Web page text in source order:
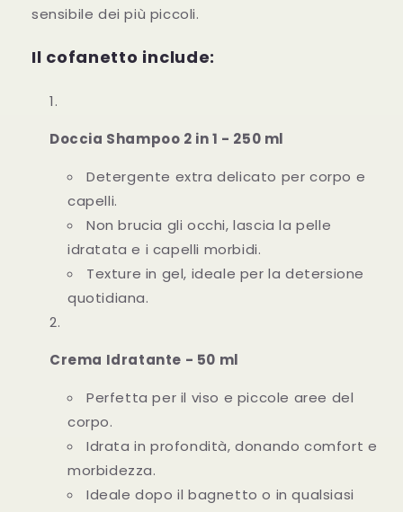
sensibile dei più piccoli.
Il cofanetto include:
Doccia Shampoo 2 in 1 - 250 ml
Detergente extra delicato per corpo e
capelli.
Non brucia gli occhi, lascia la pelle
idratata e i capelli morbidi.
Texture in gel, ideale per la detersione
quotidiana.
Crema Idratante - 50 ml
Perfetta per il viso e piccole aree del
corpo.
Idrata in profondità, donando comfort e
morbidezza.
Ideale dopo il bagnetto o in qualsiasi